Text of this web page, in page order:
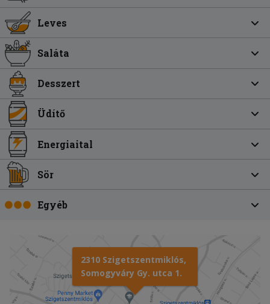
Leves
Saláta
Desszert
Üdítő
Energiaital
Sör
Egyéb
2310 Szigetszentmiklós,
Somogyváry Gy. utca 1.